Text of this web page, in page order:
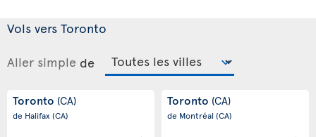
Vols vers Toronto
Aller simple de
Toronto (CA)
de Halifax (CA)
Toronto (CA)
de Montréal(CA)